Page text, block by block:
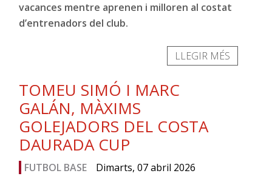
vacances mentre aprenen i milloren al costat
d’entrenadors del club.
LLEGIR MÉS
TOMEU SIMÓ I MARC
GALÁN, MÀXIMS
GOLEJADORS DEL COSTA
DAURADA CUP
FUTBOL BASE Dimarts, 07 abril 2026